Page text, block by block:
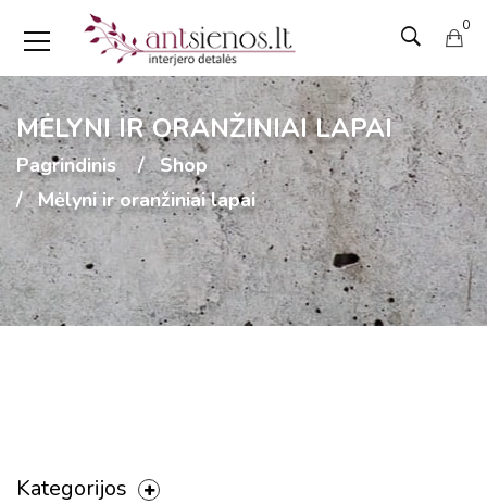
0
MĖLYNI IR ORANŽINIAI LAPAI
Pagrindinis
Shop
Mėlyni ir oranžiniai lapai
Kategorijos